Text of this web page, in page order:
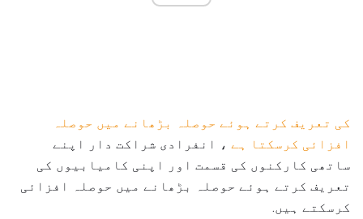
کی تعریف کرتے ہوئے حوصلہ بڑھانے میں حوصلہ
افزائی کرسکتا ہے ، انفرادی شراکت دار اپنے
ساتھی کارکنوں کی قسمت اور اپنی کامیابیوں کی
تعریف کرتے ہوئے حوصلہ بڑھانے میں حوصلہ افزائی
کرسکتے ہیں.